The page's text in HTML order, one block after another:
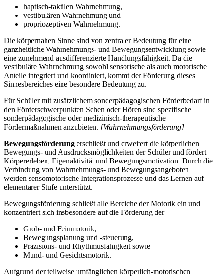
haptisch-taktilen Wahrnehmung,
vestibulären Wahrnehmung und
propriozeptiven Wahrnehmung.
Die körpernahen Sinne sind von zentraler Bedeutung für eine
ganzheitliche Wahrnehmungs- und Bewegungsentwicklung sowie
eine zunehmend ausdifferenzierte Handlungsfähigkeit. Da die
vestibuläre Wahrnehmung sowohl sensorische als auch motorische
Anteile integriert und koordiniert, kommt der Förderung dieses
Sinnesbereiches eine besondere Bedeutung zu.
Für Schüler mit zusätzlichem sonderpädagogischen Förderbedarf in
den Förderschwerpunkten Sehen oder Hören sind spezifische
sonderpädagogische oder medizinisch-therapeutische
Fördermaßnahmen anzubieten. [Wahrnehmungsförderung]
Bewegungsförderung erschließt und erweitert die körperlichen
Bewegungs- und Ausdrucksmöglichkeiten der Schüler und fördert
Körpererleben, Eigenaktivität und Bewegungsmotivation. Durch die
Verbindung von Wahrnehmungs- und Bewegungsangeboten
werden sensomotorische Integrationsprozesse und das Lernen auf
elementarer Stufe unterstützt.
Bewegungsförderung schließt alle Bereiche der Motorik ein und
konzentriert sich insbesondere auf die Förderung der
Grob- und Feinmotorik,
Bewegungsplanung und -steuerung,
Präzisions- und Rhythmusfähigkeit sowie
Mund- und Gesichtsmotorik.
Aufgrund der teilweise umfänglichen körperlich-motorischen